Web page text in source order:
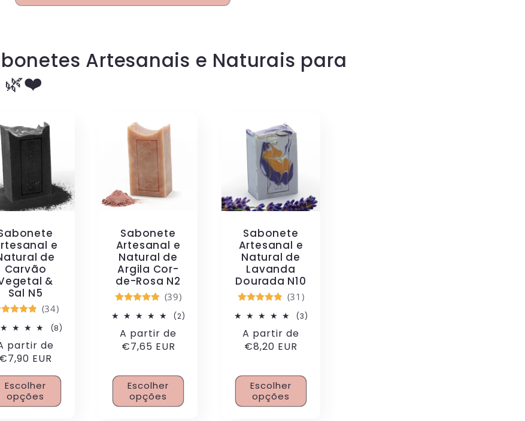
Artesanais e Naturais para
🌿❤️
e
de
Carvão
&
Sal N5
(34)
(8)
partir de
€7,90 EUR
Escolher
opções
Sabonete
Artesanal e
Natural de
Argila Cor-
de-Rosa N2
(39)
(2)
Preço
normal
A partir de
€7,65 EUR
Escolher
opções
Sabonete
Artesanal e
Natural de
Lavanda
Dourada N10
(31)
(3)
Preço
normal
A partir de
€8,20 EUR
Escolher
opções